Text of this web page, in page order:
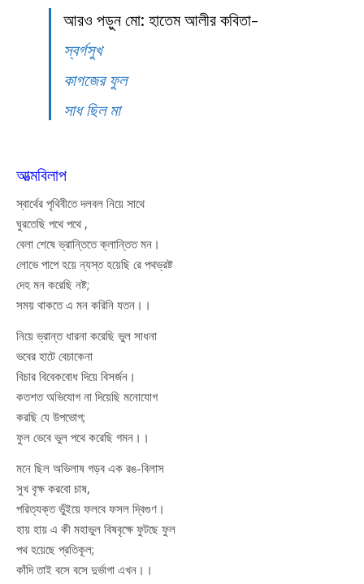
আরও পড়ুন মো: হাতেম আলীর কবিতা-
স্বর্গসুখ
কাগজের ফুল
সাধ ছিল মা
আত্মবিলাপ
স্বার্থের পৃথিবীতে দলবল নিয়ে সাথে
ঘুরতেছি পথে পথে ,
বেলা শেষে ভ্রান্তিতে ক্লান্তিত মন।
লোভে পাপে হয়ে ন্যস্ত হয়েছি রে পথভ্রষ্ট
দেহ মন করেছি নষ্ট;
সময় থাকতে এ মন করিনি যতন।।
নিয়ে ভ্রান্ত ধারনা করেছি ভুল সাধনা
ভবের হাটে বেচাকেনা
বিচার বিবেকবোধ দিয়ে বিসর্জন।
কতশত অভিযোগ না দিয়েছি মনোযোগ
করছি যে উপভোগ;
ফুল ভেবে ভুল পথে করেছি গমন।।
মনে ছিল অভিলাষ গড়ব এক রঙ-বিলাস
সুখ বৃক্ষ করবো চাষ,
পরিত্যক্ত ভুঁইয়ে ফলবে ফসল দ্বিগুণ।
হায় হায় এ কী মহাভুল বিষবৃক্ষে ফুটছে ফুল
পথ হয়েছে প্রতিকূল;
কাঁদি তাই বসে বসে দুর্ভাগা এখন।।